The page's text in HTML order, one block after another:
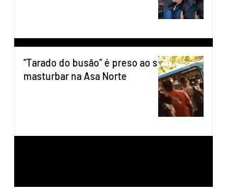
“Tarado do busão” é preso ao se
masturbar na Asa Norte